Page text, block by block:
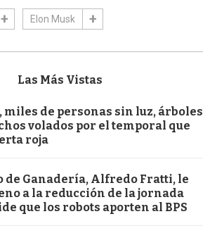
Elon Musk
Las Más Vistas
miles de personas sin luz, árboles
volados por el temporal que
roja
de Ganadería, Alfredo Fratti, le
a la reducción de la jornada
que los robots aporten al BPS